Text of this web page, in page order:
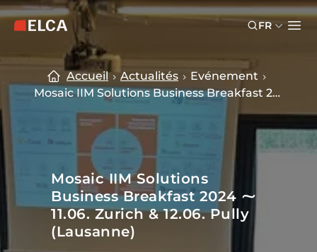
Skip to main content
Skip to footer
Logo ELCA — retour à la page d’accueil
FR
Accueil Actualités
Evénement
Mosaic IIM Solutions Business Breakfast 2024
Mosaic IIM Solutions
Business Breakfast 2024 ⁓
11.06. Zurich & 12.06. Pully
(Lausanne)